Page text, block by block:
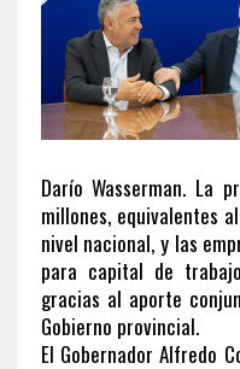
Darío Wasserman. La
millones, equivalentes
nivel nacional, y las
para capital de
gracias al aporte
Gobierno provincial.
El Gobernador Alfredo